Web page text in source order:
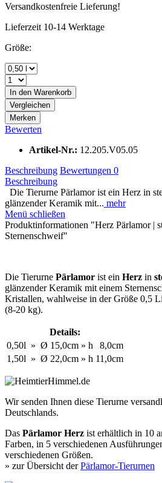
Versandkostenfreie Lieferung!
Lieferzeit 10-14 Werktage
Größe:
In den Warenkorb
Vergleichen
Merken
Bewerten
Artikel-Nr.: 12.205.V05.05
Beschreibung Bewertungen 0
Beschreibung
Die Tierurne Pärlamor ist ein Herz in
glänzender Keramik mit... mehr
Menü schließen
Produktinformationen "Herz Pärlamor |
Sternenschweif"
Die Tierurne Pärlamor ist ein Herz in
glänzender Keramik mit einem
Kristallen, wahlweise in der Größe 0,5
(8-20 kg).
Details:
0,50l » Ø 15,0cm » h
8,0cm
1,50l » Ø 22,0cm » h 11,0cm
Wir senden Ihnen diese Tierurne
Deutschlands.
Das Pärlamor Herz ist erhältlich in 10
Farben, in 5 verschiedenen
verschiedenen Größen.
» zur Übersicht derPärlamor-Tierurnen